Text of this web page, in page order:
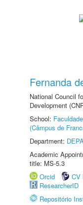
Fernanda
National Council
Development
School:
(Câmpus de
Department:
Academic
title: MS-5.3
Orcid
CV
ResearcherID
Repositório